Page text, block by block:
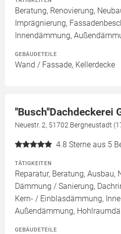
Beratung, Renovierung,
Imprägnierung,
Innendämmung,
GEBÄUDETEILE
Wand / Fassade, Kellerdecke
''Busch''Dachdeckerei
Neuestr. 2, 51702 Bergneustadt
4.8 Sterne aus 5
TÄTIGKEITEN
Reparatur, Beratung, Ausbau,
Dämmung / Sanierung,
Kern- / Einblasdämmung,
Außendämmung,
GEBÄUDETEILE